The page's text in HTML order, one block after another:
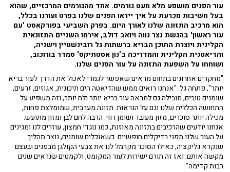
עור הפנים מושפע מלא מעט גורמים. אחד מהגורמים המרכזיים, שהוא
בעל חשיבות מכרעת על איך ייראו הפנים שלנו בפרט ועורנו בכלל,
הוא מרכיב התזונה שלנו לאורך היום. בפרק השביעי בפודקאסט 'עם
עור ראשון' בהגשת נצר נווה ויואב דולב, אירחו השניים התזונאית
הקלינית ויוצרת התוכן הבריא ברשתות גל רובינשטיין וישניה,
והדיאטנית הקלינית והמדריכה ב'נון אסטתיקס' סמדר בורוכוב,
ושוחחו על השפעת התזונה על עור הפנים שלנו.
"מחקרים אחרונים בתחום מראים שאפשר לגמרי לאכול את הדרך לעור בריא
יותר", פתחה גל. "אנחנו רואים ממש שהדיאטה הים תיכונית, אגוזים, זרעים,
שומנים טובים, מובילה גם למראה עור בריא יותר ולח יותר, וזה משפיע על
התחושה הכללית שלנו וגם על הנראות. תזונה מערבית, שמומלצת פחות,
מכילה יותר סוכרים, מזון מעובד ושומן רווי. הרבה לחם לבן ומזון מתועש.
אנחנו יודעים שהרכיבים בתזונה מאוזנת, כמו נוגדי חמצון, עוזרים לנו ומגינים
על העור שלנו מפני רדיקלים חופשיים. כשאוכלים שומנים, נוצר תהליך
שנקרא גליקציה, כאילו הסוכר מקרמל לנו את צבעי הקולגן מבפנים ובעצם
מקשה אותם. ואז זה תורם ישירות לעור המקומט, ולקמטים שנראים שנים
רבות קדימה".